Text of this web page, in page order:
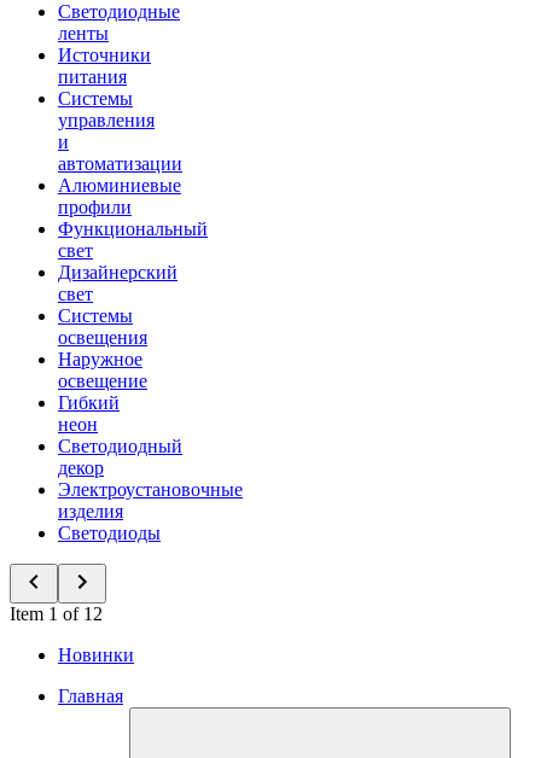
Светодиодные
ленты
Источники
питания
Системы
управления
и
автоматизации
Алюминиевые
профили
Функциональный
свет
Дизайнерский
свет
Системы
освещения
Наружное
освещение
Гибкий
неон
Светодиодный
декор
Электроустановочные
изделия
Светодиоды
Item 1 of 12
Новинки
Главная